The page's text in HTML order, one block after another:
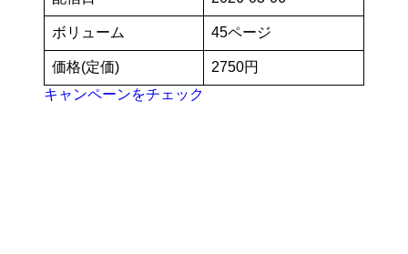
ボリューム 45ページ
価格(定価)
2750円
キャンペーンをチェック